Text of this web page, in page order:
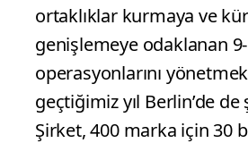
ortaklıklar kurmaya ve
genişlemeye odaklanan
operasyonlarını
geçtiğimiz yıl Berlin’de de
Şirket, 400 marka için 30